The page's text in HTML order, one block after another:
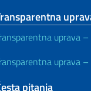
uprava
uprava –
pitanja